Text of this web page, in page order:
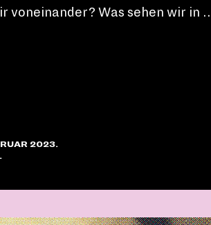
voneinander? Was sehen wir in
2023.